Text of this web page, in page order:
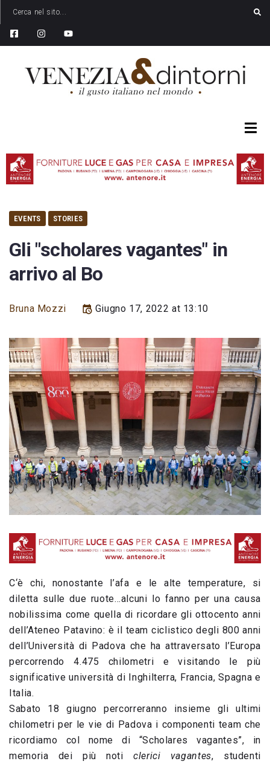
EVENTS STORIES
Gli "scholares vagantes" in
arrivo al Bo
Bruna Mozzi Giugno 17, 2022 at 13:10
C‘è chi, nonostante l’afa e le alte temperature, si
diletta sulle due ruote…alcuni lo fanno per una causa
nobilissima come quella di ricordare gli ottocento anni
dell’Ateneo Patavino: è il team ciclistico degli 800 anni
dell’Università di Padova che ha attraversato l’Europa
percorrendo 4.475 chilometri e visitando le più
significative università di Inghilterra, Francia, Spagna e
Italia.
Sabato 18 giugno percorreranno insieme gli ultimi
chilometri per le vie di Padova i componenti team che
ricordiamo col nome di “Scholares vagantes”, in
memoria dei più noticlerici vagantes, studenti